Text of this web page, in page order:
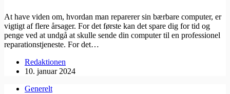
At have viden om, hvordan man reparerer sin bærbare computer, er
vigtigt af flere årsager. For det første kan det spare dig for tid og
penge ved at undgå at skulle sende din computer til en professionel
reparationstjeneste. For det…
Redaktionen
10. januar 2024
Generelt